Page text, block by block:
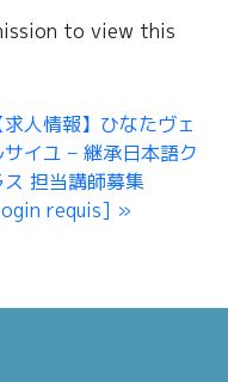
to view this
求人情報】ひなたヴェ
サイユ – 継承日本語ク
ス 担当講師募集
requis]